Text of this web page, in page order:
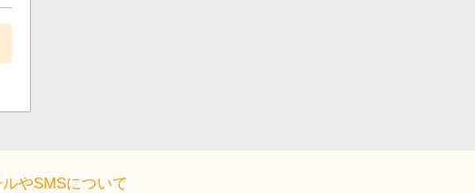
やSMSについて